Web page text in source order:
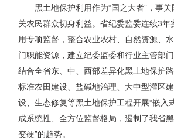
黑土地保护利用作为“国之大者”，事
关农民群众切身利益。省纪委监委连续3年
用专项监督，整合农业农村、自然资源、
门职能资源，建立纪委监委和行业主管部门
结合全省东、中、西部差异化黑土地保护
标准农田建设、盐碱地治理、大中型灌区
设、生态修复等黑土地保护工程开展“嵌入
成系统性、全方位监督格局，遏制了我省黑
变硬”的趋势。